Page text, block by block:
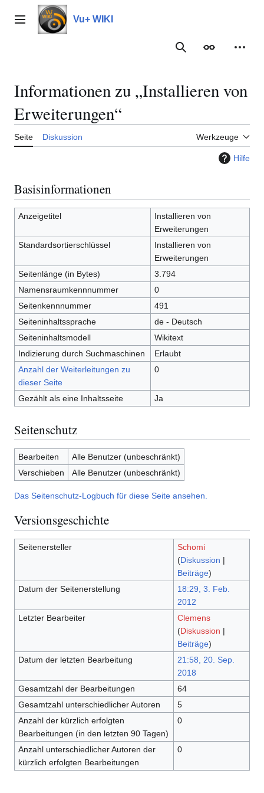
Inhalt
springenHauptmenü Vu+ WIKI
Suche
Informationen zu „Installieren von
Erweiterungen“
Seite Diskussion Werkzeuge
Hilfe
Basisinformationen
Anzeigetitel
Installieren von
Erweiterungen
Standardsortierschlüssel
Installieren von
Erweiterungen
Seitenlänge (in Bytes)
3.794
Namensraumkennnummer
0
Seitenkennnummer
491
Seiteninhaltssprache
de - Deutsch
Seiteninhaltsmodell
Wikitext
Indizierung durch Suchmaschinen
Erlaubt
Anzahl der Weiterleitungen zu
dieser Seite
0
Gezählt als eine Inhaltsseite Ja
Seitenschutz
Bearbeiten
Alle Benutzer (unbeschränkt)
Verschieben
Alle Benutzer (unbeschränkt)
Das Seitenschutz-Logbuch für diese Seite ansehen.
Versionsgeschichte
Seitenersteller
Schomi
(Diskussion |
Beiträge)
Datum der Seitenerstellung
18:29, 3. Feb.
2012
Letzter Bearbeiter
Clemens
(Diskussion |
Beiträge)
Datum der letzten Bearbeitung
21:58, 20. Sep.
2018
Gesamtzahl der Bearbeitungen
64
Gesamtzahl unterschiedlicher Autoren
5
Anzahl der kürzlich erfolgten
Bearbeitungen (in den letzten 90 Tagen)
0
Anzahl unterschiedlicher Autoren der
kürzlich erfolgten Bearbeitungen
0